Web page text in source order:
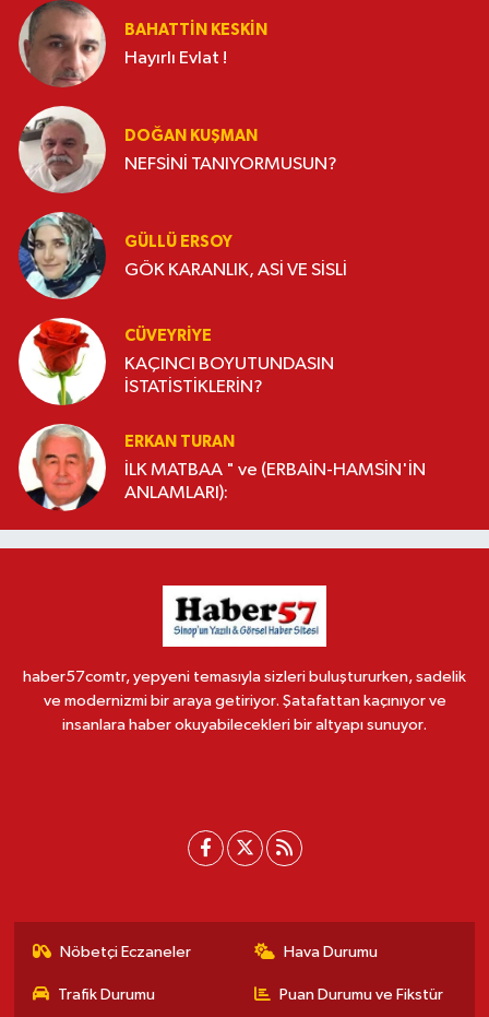
BAHATTIN KESKİN
Hayırlı Evlat !
DOĞAN KUŞMAN
NEFSİNİ TANIYORMUSUN?
GÜLLÜ ERSOY
GÖK KARANLIK, ASİ VE SİSLİ
CÜVEYRIYE
KAÇINCI BOYUTUNDASIN
İSTATİSTİKLERİN?
ERKAN TURAN
İLK MATBAA " ve (ERBAİN-HAMSİN'İN
ANLAMLARI):
haber57comtr, yepyeni temasıyla sizleri buluştururken, sadelik
ve modernizmi bir araya getiriyor. Şatafattan kaçınıyor ve
insanlara haber okuyabilecekleri bir altyapı sunuyor.
Nöbetçi Eczaneler Hava Durumu
Trafik Durumu Puan Durumu ve Fikstür